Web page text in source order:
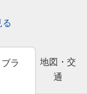
る
ラ
地図・交
通